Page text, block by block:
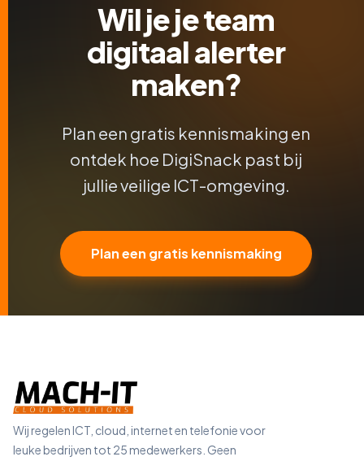
Wil je je team
digitaal alerter
maken?
Plan een gratis kennismaking en
ontdek hoe DigiSnack past bij
jullie veilige ICT-omgeving.
Plan een gratis kennismaking
Wij regelen ICT, cloud, internet en telefonie voor
leuke bedrijven tot 25 medewerkers. Geen